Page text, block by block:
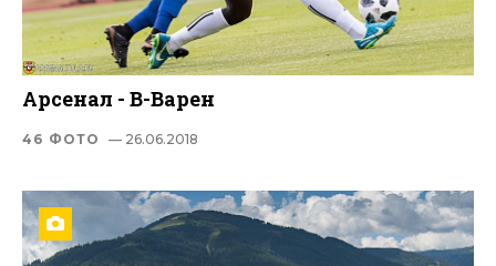
Арсенал - В-Варен
46 ФОТО — 26.06.2018